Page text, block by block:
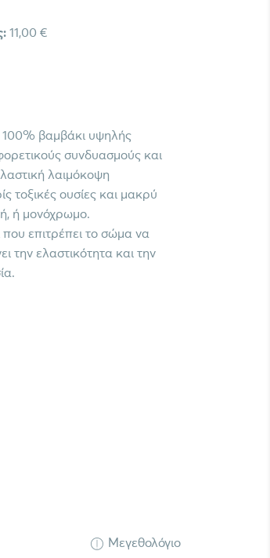
11,00 €
100% βαμβάκι υψηλής
συνδυασμούς και
λαιμόκοψη
τοξικές ουσίες και μακρύ
ή μονόχρωμο.
επιτρέπει το σώμα να
την ελαστικότητα και την
Μεγεθολόγιο